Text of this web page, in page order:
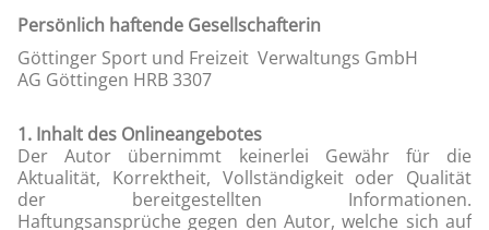
Persönlich haftende Gesellschafterin
Göttinger Sport und Freizeit Verwaltungs GmbH
AG Göttingen HRB 3307
1. Inhalt des Onlineangebotes
Der Autor übernimmt keinerlei Gewähr für die
Aktualität, Korrektheit, Vollständigkeit oder Qualität
der bereitgestellten Informationen.
Haftungsansprüche gegen den Autor, welche sich auf